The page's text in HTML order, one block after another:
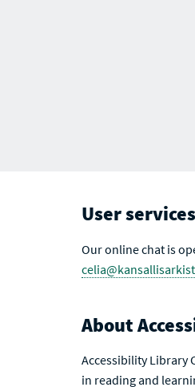
User services
Our online chat is
About
Accessibility Library
in reading and